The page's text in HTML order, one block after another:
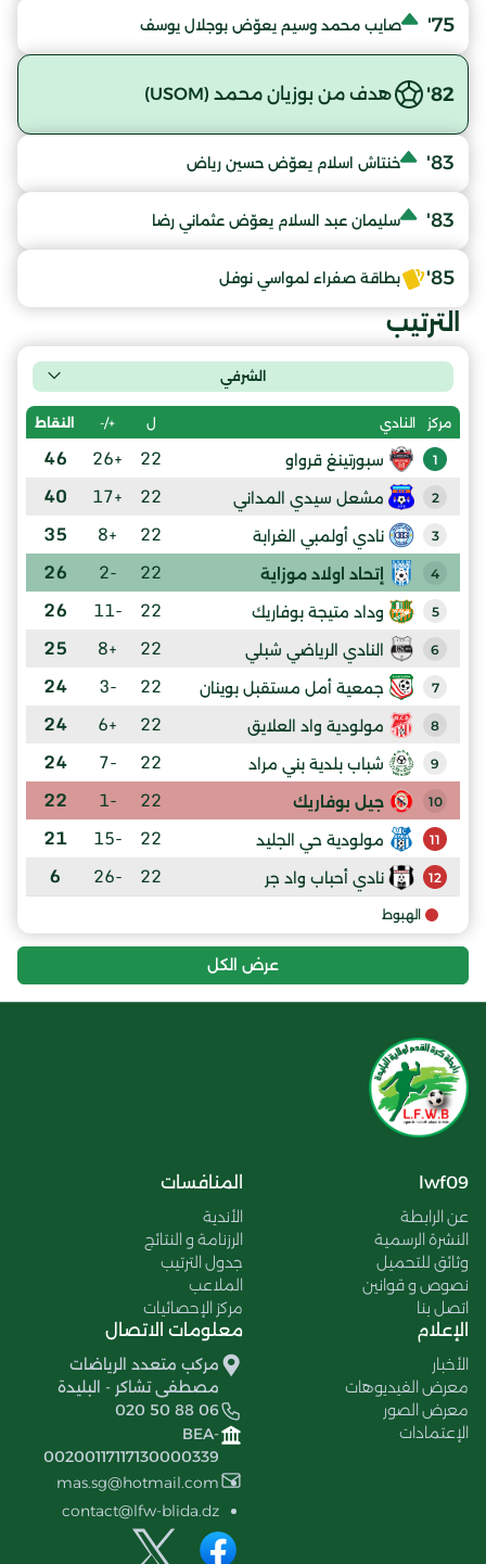
75' صايب محمد وسيم يعوّض بوجلال يوسف
82' هدف من بوزيان محمد (USOM)
83' خنتاش اسلام يعوّض حسين رياض
83' سليمان عبد السلام يعوّض عثماني رضا
85' بطاقة صفراء لمواسي نوفل
الترتيب
الشرفي
مركز النادي ل +/- النقاط
1 سبورتينغ قرواو 22
+26
46
2 مشعل سيدي المداني 22
+17
40
3 نادي أولمبي الغرابة 22
+8
35
4 إتحاد اولاد موزاية 22
-2
26
5 وداد متيجة بوفاريك 22
-11
26
6 النادي الرياضي شبلي 22
+8
25
7 جمعية أمل مستقبل بوينان 22
-3
24
8 مولودية واد العلايق 22
+6
24
9 شباب بلدية بني مراد 22
-7
24
10 جيل بوفاريك 22
-1
22
11 مولودية حي الجليد 22
-15
21
12 نادي أحباب واد جر 22
-26
6
الهبوط
عرض الكل
lwf09
عن الرابطة
النشرة الرسمية
وثائق للتحميل
نصوص و قوانين
اتصل بنا
المنافسات
الأندية
الرزنامة و النتائج
جدول الترتيب
الملاعب
مركز الإحصائيات
الإعلام
الأخبار
معرض الفيديوهات
معرض الصور
الإعتمادات
معلومات الاتصال
مركب متعدد الرياضات
مصطفى تشاكر - البليدة
020 50 88 06
BEA-
00200117117130000339
mas.sg@hotmail.com
contact@lfw-blida.dz